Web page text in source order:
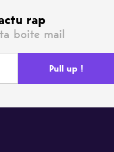
rap
boite mail